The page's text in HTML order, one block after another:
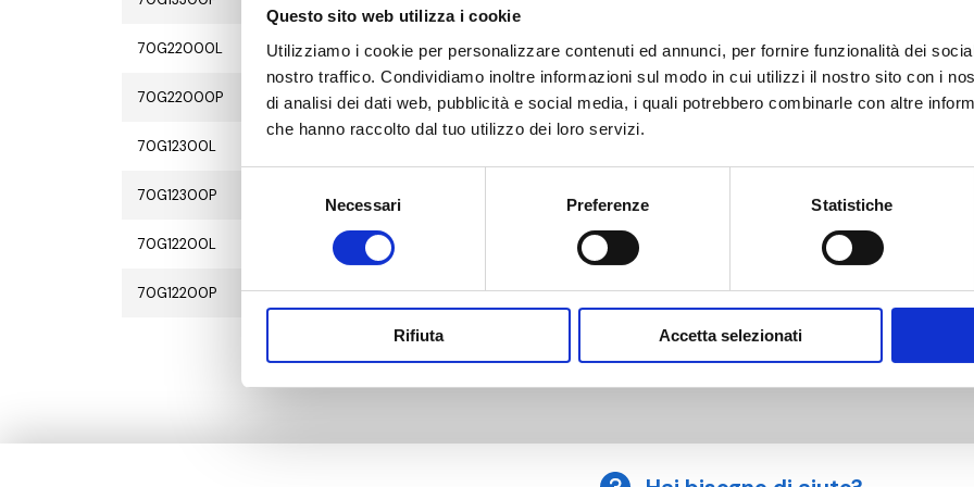
Questo sito web utilizza i cookie
Utilizziamo i cookie per personalizzare contenuti ed annunci, per fornire funzionalità dei
nostro traffico. Condividiamo inoltre informazioni sul modo in cui utilizzi il nostro sito con i
di analisi dei dati web, pubblicità e social media, i quali potrebbero combinarle con altre
che hanno raccolto dal tuo utilizzo dei loro servizi.
Necessari Preferenze Statistiche
Rifiuta Accetta selezionati
70G22000L G 1 M - G 3/4 F 1 Grundfos
70G22000P G 1 M - G 3/4 F 1 Wilo
70G12300L
70G12300P G 1 M - G 3/4 F
70G12200L G 1 M - G 3/4 F 1
70G12200P G 1 M - G 3/4 F 1 Wilo